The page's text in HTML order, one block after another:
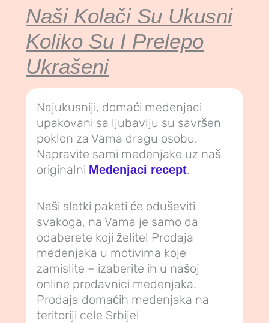
Naši Kolači Su Ukusni
Koliko Su I Prelepo
Ukrašeni
Najukusniji, domaći medenjaci
upakovani sa ljubavlju su savršen
poklon za Vama dragu osobu.
Napravite sami medenjake uz naš
originalni Medenjaci recept.
Naši slatki paketi će oduševiti
svakoga, na Vama je samo da
odaberete koji želite! Prodaja
medenjaka u motivima koje
zamislite – izaberite ih u našoj
online prodavnici medenjaka.
Prodaja domaćih medenjaka na
teritoriji cele Srbije!